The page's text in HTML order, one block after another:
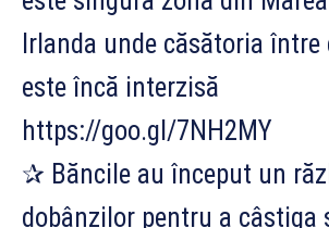
Irlanda unde căsătoria între
este încă interzisă
https://goo.gl/7NH2MY
✰ Băncile au început un
dobânzilor pentru a câștiga